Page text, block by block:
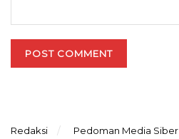
Redaksi Pedoman Media Siber